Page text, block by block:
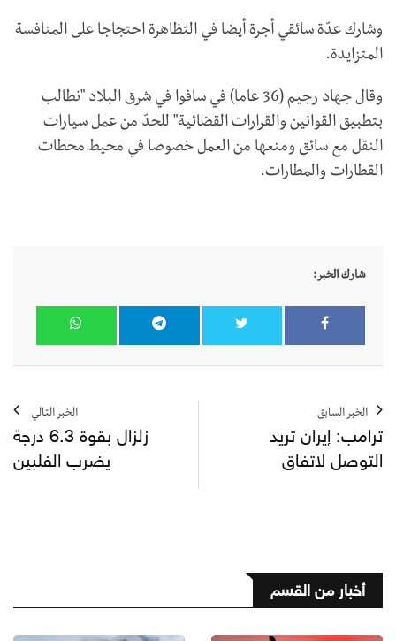
وشارك عدّة سائقي أجرة أيضا في التظاهرة احتجاجا على المنافسة
المتزايدة.
وقال جهاد رجيم (36 عاما) في سافوا في شرق البلاد "نطالب
بتطبيق القوانين والقرارات القضائية" للحدّ من عمل سيارات
النقل مع سائق ومنعها من العمل خصوصا في محيط محطات
القطارات والمطارات.
شارك الخبر:
الخبر السابق
ترامب: إيران تريد
التوصل لاتفاق
الخبر التالي
زلزال بقوة 6.3 درجة
يضرب الفلبين
أخبار من القسم